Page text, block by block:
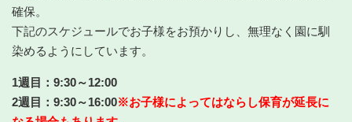
確保。
下記のスケジュールでお子様をお預かりし、無理なく園に馴
染めるようにしています。
1週目：9:30～12:00
2週目：9:30～16:00※お子様によってはならし保育が延長に